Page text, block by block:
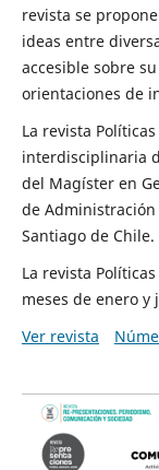
revista se
ideas entre
accesible sobre
orientaciones de
La revista
interdisciplinaria
del Magíster en
de
Santiago de Chile.
La revista
meses de enero y
Ver revista